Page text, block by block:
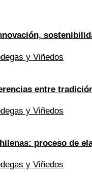
y Viñedos
entre
y Viñedos
proceso de
y Viñedos